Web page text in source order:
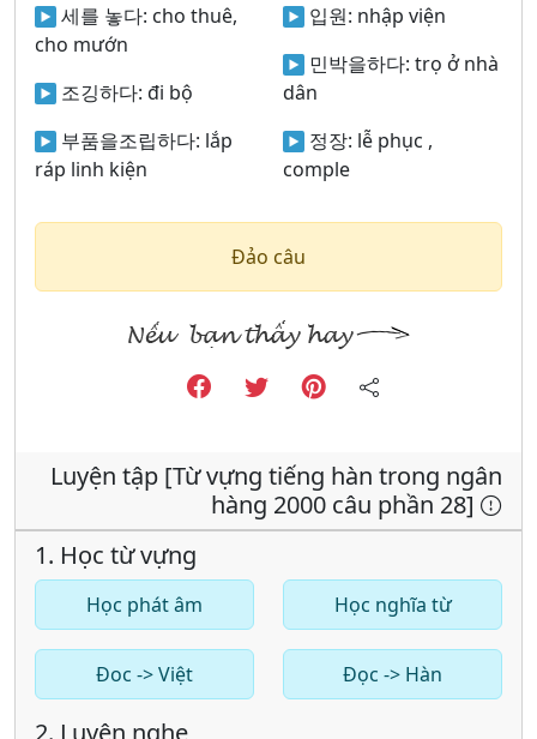
세를 놓다: cho thuê,
cho mướn
조깅하다: đi bộ
부품을조립하다: lắp
ráp linh kiện
입원: nhập viện
민박을하다: trọ ở nhà
dân
정장: lễ phục ,
comple
Đảo câu
Luyện tập [Từ vựng tiếng hàn trong ngân
hàng 2000 câu phần 28]
1. Học từ vựng
Học phát âm Học nghĩa từ
Đoc -> Việt Đọc -> Hàn
2. Luyện nghe